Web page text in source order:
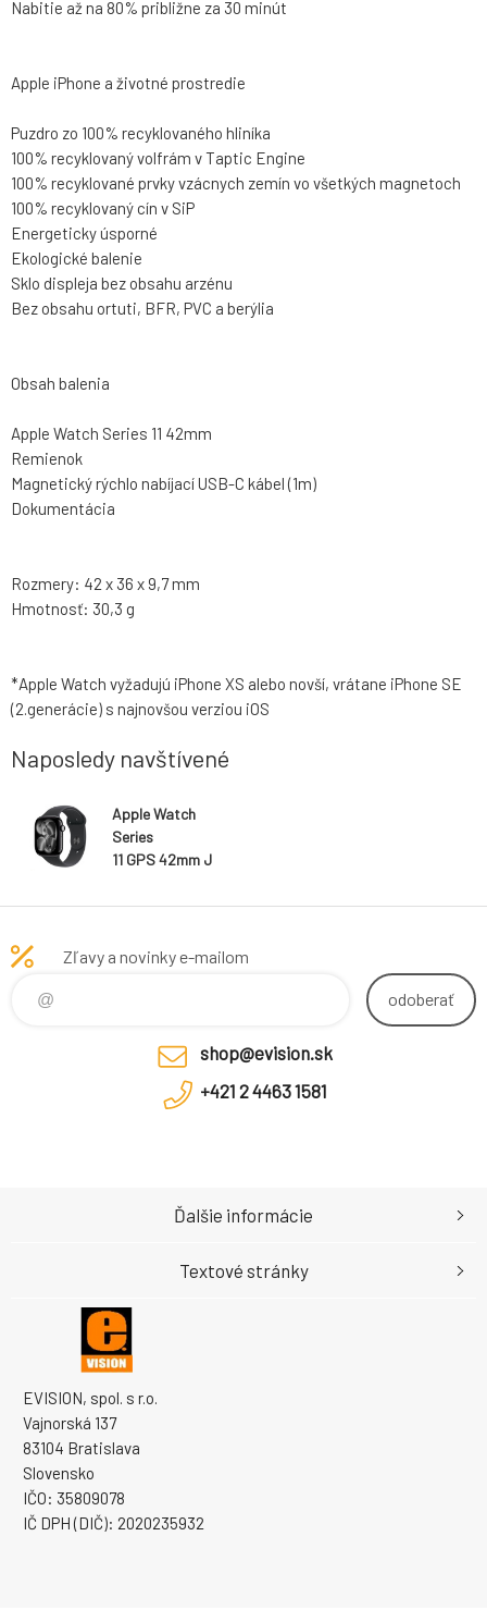
Nabitie až na 80% približne za 30 minút
Apple iPhone a životné prostredie
Puzdro zo 100% recyklovaného hliníka
100% recyklovaný volfrám v Taptic Engine
100% recyklované prvky vzácnych zemín vo všetkých magnetoch
100% recyklovaný cín v SiP
Energeticky úsporné
Ekologické balenie
Sklo displeja bez obsahu arzénu
Bez obsahu ortuti, BFR, PVC a berýlia
Obsah balenia
Apple Watch Series 11 42mm
Remienok
Magnetický rýchlo nabíjací USB-C kábel (1m)
Dokumentácia
Rozmery: 42 x 36 x 9,7 mm
Hmotnosť: 30,3 g
*Apple Watch vyžadujú iPhone XS alebo novší, vrátane iPhone SE
(2.generácie) s najnovšou verziou iOS
Naposledy navštívené
Apple Watch
Series
11 GPS 42mm J
Aluminium Case
Sport Band -
Zľavy a novinky e-mailom
odoberať
shop@evision.sk
+421 2 4463 1581
EVISION, spol. s r.o.
Vajnorská 137
83104 Bratislava
Slovensko
IČO: 35809078
IČ DPH (DIČ): 2020235932
Ďalšie informácie
Textové stránky